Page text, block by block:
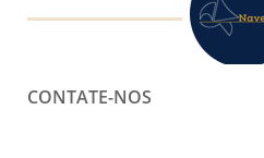
CONTATE-NOS